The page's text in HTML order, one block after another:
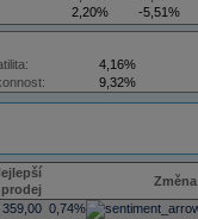
2,20%
-5,51%
4,34%
9,22%
4,16%
9,32%
prodej
Změna
359,00 0,74%